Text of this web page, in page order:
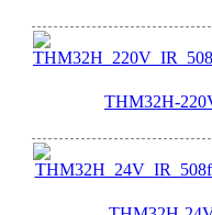
THM32H-